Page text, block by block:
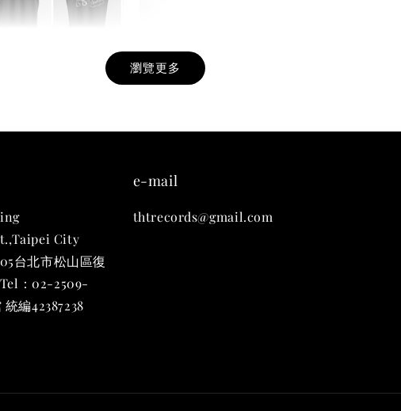
THT 九週年紀念 T-
瀏覽更多
City
台北市松山區復
：02-2509-
編42387238
e-mail
thtrecords@gmail.com